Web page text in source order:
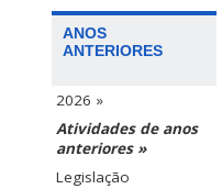
ANOS
ANTERIORES
2026 »
Atividades de anos
anteriores »
Legislação